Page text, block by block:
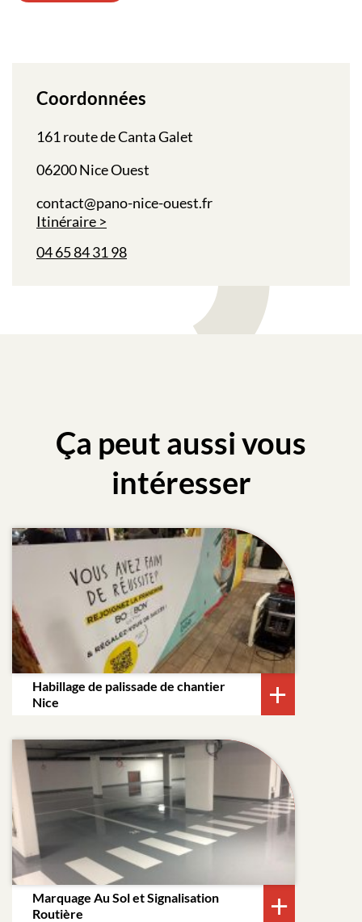
Coordonnées
161 route de Canta Galet
06200 Nice Ouest
contact@pano-nice-ouest.fr
Itinéraire
04 65 84 31 98
Ça peut aussi vous
intéresser
Habillage de palissade de chantier
Nice
Marquage Au Sol et Signalisation
Routière